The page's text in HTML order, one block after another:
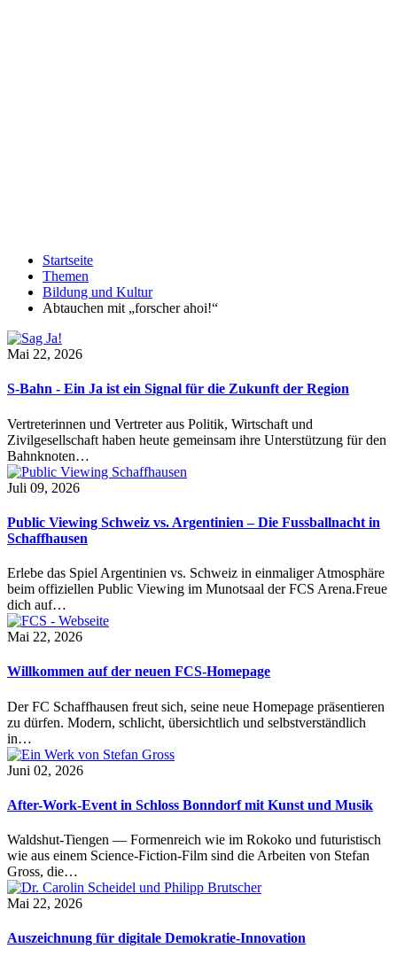
Startseite
Themen
Bildung und Kultur
Abtauchen mit „forscher ahoi!“
Mai 22, 2026
S-Bahn - Ein Ja ist ein Signal für die Zukunft der Region
Vertreterinnen und Vertreter aus Politik, Wirtschaft und
Zivilgesellschaft haben heute gemeinsam ihre Unterstützung für den
Bahnknoten…
Juli 09, 2026
Public Viewing Schweiz vs. Argentinien – Die Fussballnacht in
Schaffhausen
Erlebe das Spiel Argentinien vs. Schweiz in einmaliger Atmosphäre
beim offiziellen Public Viewing im Munotsaal der FCS Arena.Freue
dich auf…
Mai 22, 2026
Willkommen auf der neuen FCS-Homepage
Der FC Schaffhausen freut sich, seine neue Homepage präsentieren
zu dürfen. Modern, schlicht, übersichtlich und selbstverständlich
in…
Juni 02, 2026
After-Work-Event in Schloss Bonndorf mit Kunst und Musik
Waldshut-Tiengen — Formenreich wie im Rokoko und futuristisch
wie aus einem Science-Fiction-Film sind die Arbeiten von Stefan
Gross, die…
Mai 22, 2026
Auszeichnung für digitale Demokratie-Innovation